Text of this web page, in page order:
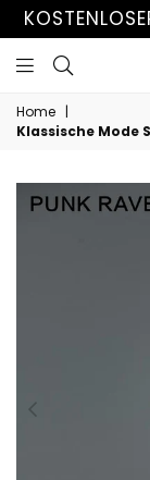
Home |
Klassische Mode